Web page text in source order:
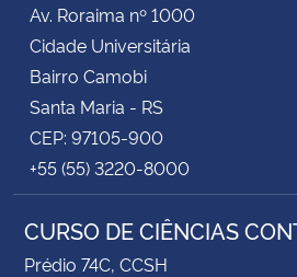
Av. Roraima nº 1000
Cidade Universitária
Bairro Camobi
Santa Maria - RS
CEP: 97105-900
+55 (55) 3220-8000
CURSO DE CIÊNCIAS
Prédio 74C, CCSH